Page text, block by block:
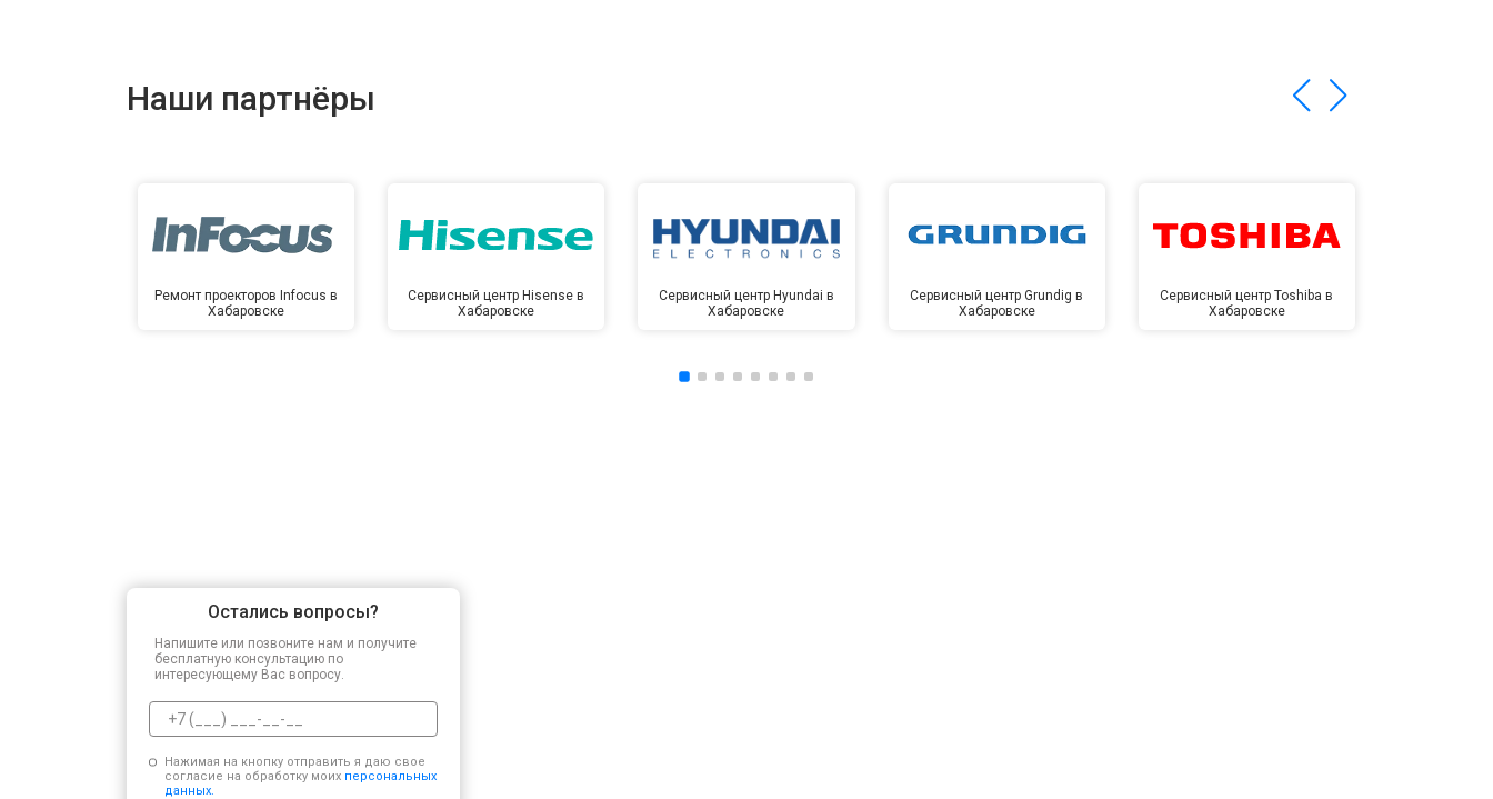
Наши партнёры
Ремонт проекторов Infocus в
Хабаровске
Сервисный центр Hisense в
Хабаровске
Сервисный центр Hyundai в
Хабаровске
Сервисный центр Grundig в
Хабаровске
Сервисный центр Toshiba в
Хабаровске
Остались вопросы?
Напишите или позвоните нам и получите
бесплатную консультацию по
интересующему Вас вопросу.
Нажимая на кнопку отправить я даю свое
согласие на обработку моих персональных
данных.